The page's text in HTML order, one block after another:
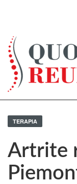
TERAPIA
Artrite